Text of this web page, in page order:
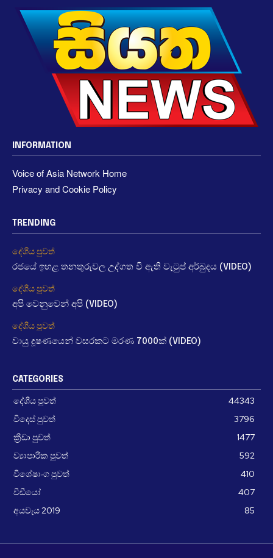
INFORMATION
Voice of Asia Network Home
Privacy and Cookie Policy
TRENDING
දේශීය පුවත්
රජයේ ඉහළ තනතුරුවල උද්ගත වී ඇති වැටුප් අර්බුදය (VIDEO)
දේශීය පුවත්
අපි වෙනුවෙන් අපි (VIDEO)
දේශීය පුවත්
වායු දූෂණයෙන් වසරකට මරණ 7000ක් (VIDEO)
CATEGORIES
දේශීය පුවත්
44343
විදෙස් පුවත්
3796
ක්‍රීඩා පුවත්
1477
ව්‍යාපාරික පුවත්
592
විශේෂාංග පුවත්
410
වීඩීයෝ
407
අයවැය 2019
85